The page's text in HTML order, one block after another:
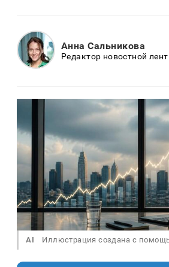
Анна Сальникова
Редактор новостной
AI Иллюстрация создана с